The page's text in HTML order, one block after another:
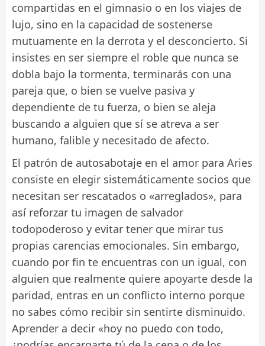
compartidas en el gimnasio o en los viajes de
lujo, sino en la capacidad de sostenerse
mutuamente en la derrota y el desconcierto. Si
insistes en ser siempre el roble que nunca se
dobla bajo la tormenta, terminarás con una
pareja que, o bien se vuelve pasiva y
dependiente de tu fuerza, o bien se aleja
buscando a alguien que sí se atreva a ser
humano, falible y necesitado de afecto.
El patrón de autosabotaje en el amor para Aries
consiste en elegir sistemáticamente socios que
necesitan ser rescatados o «arreglados», para
así reforzar tu imagen de salvador
todopoderoso y evitar tener que mirar tus
propias carencias emocionales. Sin embargo,
cuando por fin te encuentras con un igual, con
alguien que realmente quiere apoyarte desde la
paridad, entras en un conflicto interno porque
no sabes cómo recibir sin sentirte disminuido.
Aprender a decir «hoy no puedo con todo,